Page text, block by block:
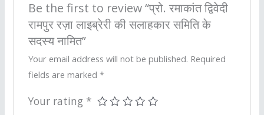
Be the first to review “प्रो. रमाकांत द्विवेदी
रामपुर रज़ा लाइब्रेरी की सलाहकार समिति के
सदस्य नामित”
Your email address will not be published. Required
fields are marked *
Your rating *